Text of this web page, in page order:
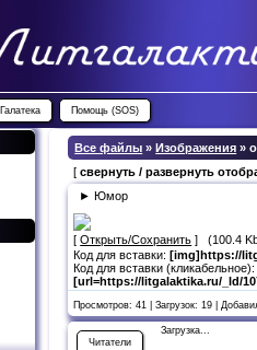
Галатека Помощь (SOS)
Все файлы » Изображения »
[свернуть / развернуть
► Юмор
[Открыть/Сохранить ] (100.4
Код для вставки: [img]https://
Код для вставки (кликабельное):
[url=https://litgalaktika.ru/_ld/
Просмотров: 41 | Загрузок: 19 |
Читатели
Загрузка...